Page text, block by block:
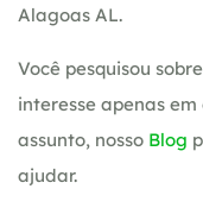
Alagoas AL.
Você pesquisou
interesse apenas
assunto, nosso Blog
ajudar.